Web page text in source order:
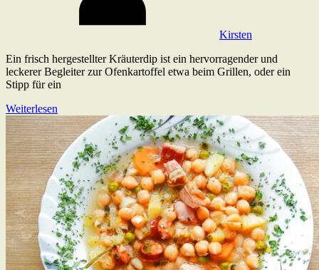
Kirsten
Ein frisch hergestellter Kräuterdip ist ein hervorragender und
leckerer Begleiter zur Ofenkartoffel etwa beim Grillen, oder ein
Stipp für ein
Weiterlesen